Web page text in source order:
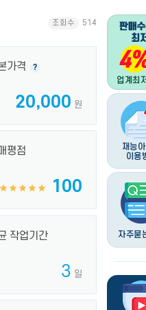
조회수 514
가격 ?
20,000 원
평점
100
작업기간
3 일